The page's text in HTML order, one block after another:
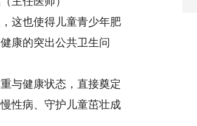
这也使得儿童青少年肥
康的突出公共卫生问
与健康状态，直接奠定
性病、守护儿童茁壮成